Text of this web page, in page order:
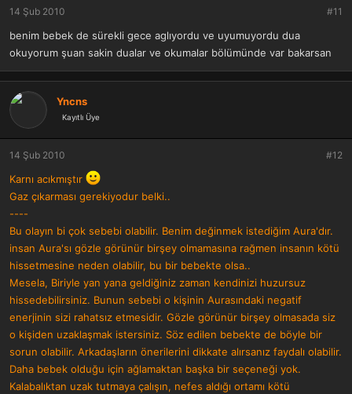
14 Şub 2010 #11
benim bebek de sürekli gece aglıyordu ve uyumuyordu dua
okuyorum şuan sakin dualar ve okumalar bölümünde var bakarsan
Yncns
Kayıtlı Üye
14 Şub 2010 #12
Karnı acıkmıştır
Gaz çıkarması gerekiyodur belki..
----
Bu olayın bi çok sebebi olabilir. Benim değinmek istediğim Aura'dır.
insan Aura'sı gözle görünür birşey olmamasına rağmen insanın kötü
hissetmesine neden olabilir, bu bir bebekte olsa..
Mesela, Biriyle yan yana geldiğiniz zaman kendinizi huzursuz
hissedebilirsiniz. Bunun sebebi o kişinin Aurasındaki negatif
enerjinin sizi rahatsız etmesidir. Gözle görünür birşey olmasada siz
o kişiden uzaklaşmak istersiniz. Söz edilen bebekte de böyle bir
sorun olabilir. Arkadaşların önerilerini dikkate alırsanız faydalı olabilir.
Daha bebek olduğu için ağlamaktan başka bir seçeneği yok.
Kalabalıktan uzak tutmaya çalışın, nefes aldığı ortamı kötü